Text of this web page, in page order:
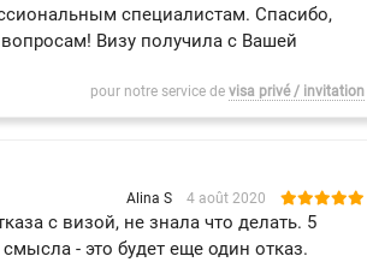
специалистам. Спасибо,
Визу получила с Вашей
pour notre service devisa privé / invitation
Alina S 4 août 2020
с визой, не знала что делать. 5
- это будет еще один отказ.